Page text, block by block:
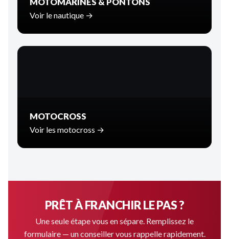
Voir le nautique →
MOTOCROSS
Voir les motocross →
PRÊT À FRANCHIR LE PAS ?
Une seule étape vous en sépare. Remplissez le
formulaire — un conseiller vous rappelle rapidement.